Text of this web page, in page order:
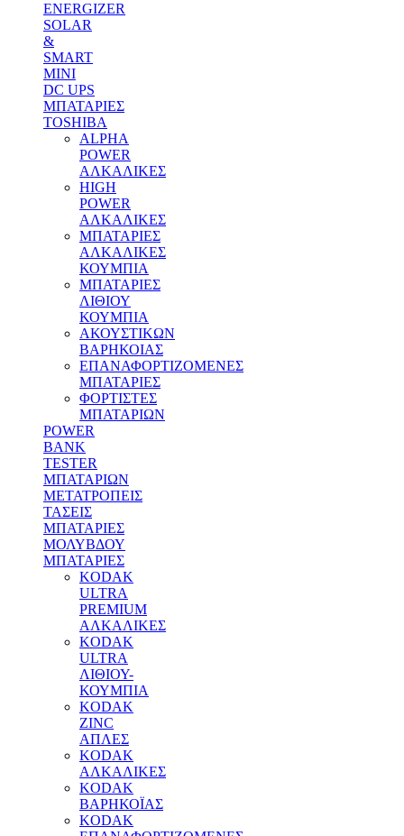
ENERGIZER
SOLAR
&
SMART
MINI
DC UPS
MΠΑΤΑΡΙΕΣ
TOSHIBA
ALPHA
POWER
ΑΛΚΑΛΙΚΕΣ
HIGH
POWER
ΑΛΚΑΛΙΚΕΣ
MΠΑΤΑΡΙΕΣ
ΑΛΚΑΛΙΚΕΣ
ΚΟΥΜΠΙΑ
MΠΑΤΑΡΙΕΣ
ΛΙΘΙΟΥ
ΚΟΥΜΠΙΑ
ΑΚΟΥΣΤΙΚΩΝ
ΒΑΡΗΚΟΙΑΣ
ΕΠΑΝΑΦΟΡΤΙΖΟΜΕΝΕΣ
ΜΠΑΤΑΡΙΕΣ
ΦΟΡΤΙΣΤΕΣ
ΜΠΑΤΑΡΙΩΝ
POWER
BANK
TESTER
ΜΠΑΤΑΡΙΩΝ
ΜΕΤΑΤΡΟΠΕΙΣ
ΤΑΣΕΙΣ
ΜΠΑΤΑΡΙΕΣ
ΜΟΛΥΒΔΟΥ
MΠΑΤΑΡΙΕΣ
KODAK
ULTRA
PREMIUM
ΑΛΚΑΛΙΚΕΣ
KODAK
ULTRA
ΛΙΘΙΟΥ-
ΚΟΥΜΠΙΑ
KODAK
ZINC
ΑΠΛΕΣ
KODAK
ΑΛΚΑΛΙΚΕΣ
KODAK
ΒΑΡΗΚΟΪΑΣ
KODAK